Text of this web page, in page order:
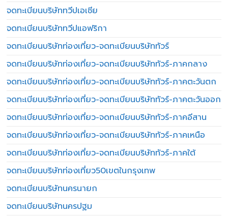
จดทะเบียนบริษัททวีปเอเชีย
จดทะเบียนบริษัททวีปแอฟริกา
จดทะเบียนบริษัทท่องเที่ยว-จดทะเบียนบริษัททัวร์
จดทะเบียนบริษัทท่องเที่ยว-จดทะเบียนบริษัททัวร์-ภาคกลาง
จดทะเบียนบริษัทท่องเที่ยว-จดทะเบียนบริษัททัวร์-ภาคตะวันตก
จดทะเบียนบริษัทท่องเที่ยว-จดทะเบียนบริษัททัวร์-ภาคตะวันออก
จดทะเบียนบริษัทท่องเที่ยว-จดทะเบียนบริษัททัวร์-ภาคอีสาน
จดทะเบียนบริษัทท่องเที่ยว-จดทะเบียนบริษัททัวร์-ภาคเหนือ
จดทะเบียนบริษัทท่องเที่ยว-จดทะเบียนบริษัททัวร์-ภาคใต้
จดทะเบียนบริษัทท่องเที่ยว50เขตในกรุงเทพ
จดทะเบียนบริษัทนครนายก
จดทะเบียนบริษัทนครปฐม